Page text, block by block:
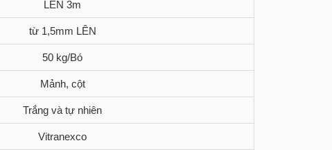
LÊN 3m
từ 1,5mm LÊN
50 kg/Bó
Mảnh, cột
Trắng và tự nhiên
Vitranexco